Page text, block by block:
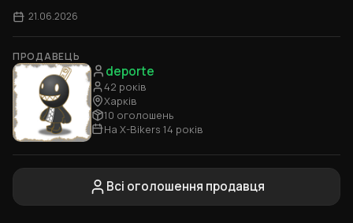
21.06.2026
ПРОДАВЕЦЬ
deporte
42 років
Харків
10 оголошень
На X-Bikers 14 років
Всі оголошення продавця